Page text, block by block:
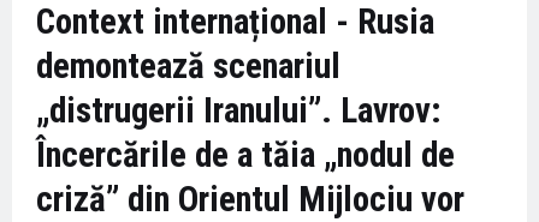
Context internațional - Rusia
demontează scenariul
„distrugerii Iranului”. Lavrov:
Încercările de a tăia „nodul de
criză” din Orientul Mijlociu vor